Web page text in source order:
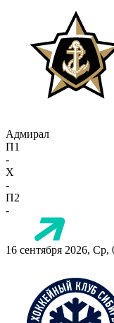
Адмирал
П1
-
X
-
П2
-
16 сентября 2026, Ср,